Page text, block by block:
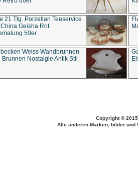
21 Tlg. Porzellan Teeservice
Geisha Rot
50er
Weiss Wandbrunnen
Brunnen Nostalgie Antik Stil
Copyright ©
Alle anderen Marken, bilder und